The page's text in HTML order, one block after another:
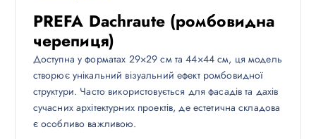
PREFA Dachraute (ромбовидна
черепиця)
Доступна у форматах 29×29 см та 44×44 см, ця модель
створює унікальний візуальний ефект ромбовидної
структури. Часто використовується для фасадів та дахів
сучасних архітектурних проектів, де естетична складова
є особливо важливою.